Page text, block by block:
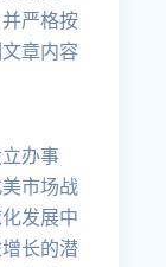
严格按
章内容
办事
市场战
发展中
长的潜